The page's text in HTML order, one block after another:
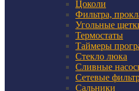
Цоколи
Фильтра,
Угольные
Термостаты
Таймеры
Стекло люка
Сливные
Сетевые
Сальники